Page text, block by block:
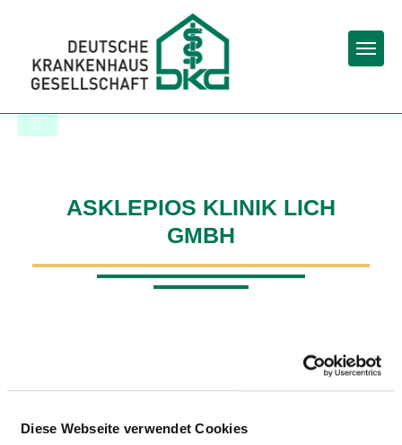
Diese Webseite verwendet Cookies
ASKLEPIOS KLINIK LICH
GMBH
GEFÄSSCHIRURGIE